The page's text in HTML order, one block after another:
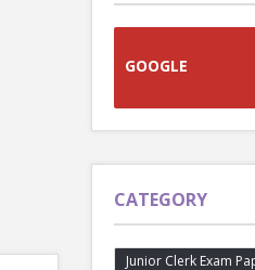
GOOGLE
CATEGORY
Junior Clerk Exam